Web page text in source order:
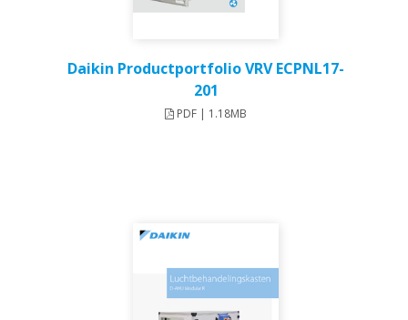
Daikin Productportfolio VRV ECPNL17-
201
PDF | 1.18MB